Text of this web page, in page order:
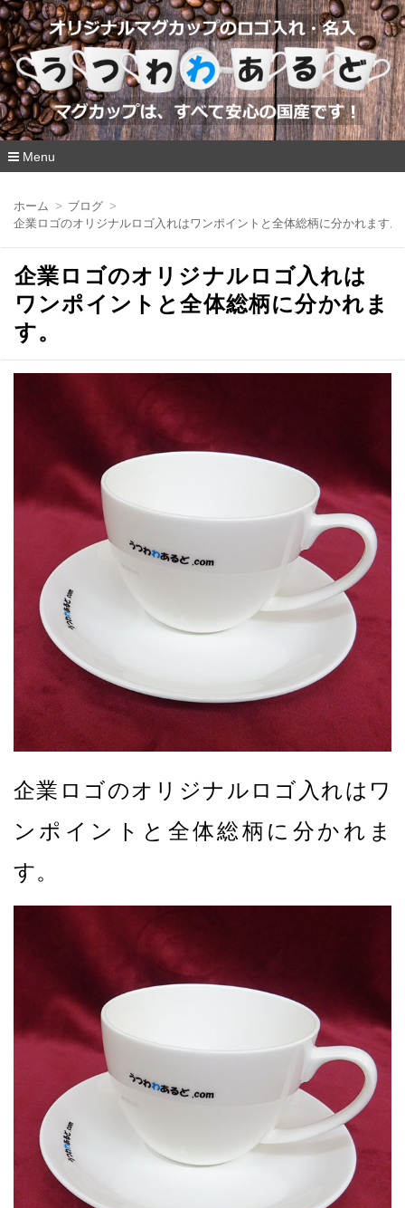
Menu
ホーム
ブログ
企業ロゴのオリジナルロゴ入れはワンポイントと全体総柄に分かれます。
企業ロゴのオリジナルロゴ入れは
ワンポイントと全体総柄に分かれま
す。
企業ロゴのオリジナルロゴ入れはワ
ンポイントと全体総柄に分かれま
す。